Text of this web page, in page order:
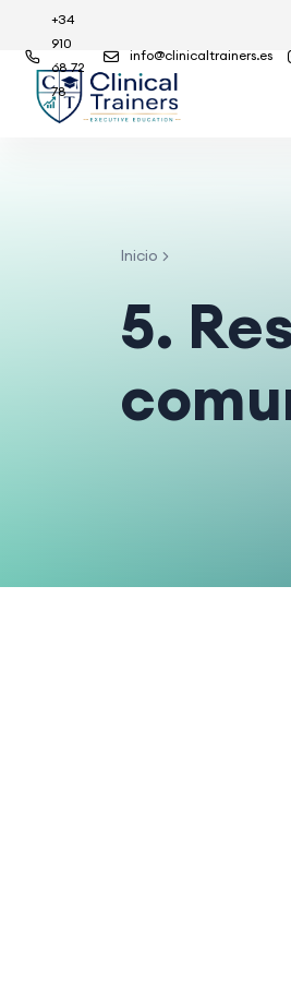
info@clinicaltrainers.es
+34
910
68 72
78
Inicio
5.